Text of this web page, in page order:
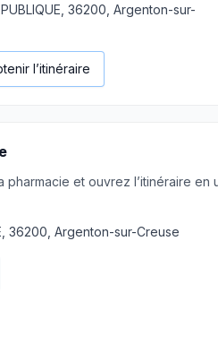
36200, Argenton-sur-
l’itinéraire
pharmacie et ouvrez l’itinéraire en
36200, Argenton-sur-Creuse